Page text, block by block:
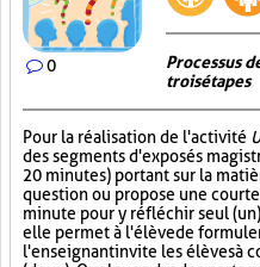
0
Processus
trois étapes
Pour la réalisation de l'activité
des segments d'exposés
20 minutes) portant sur la
question ou propose une
minute pour y réfléchir seul
elle permet à l'élève de
l'enseignant invite les élèves à